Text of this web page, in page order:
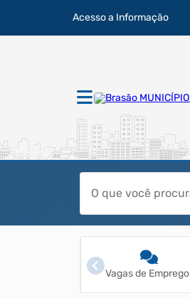
Acesso a Informação
Vagas de Emprego